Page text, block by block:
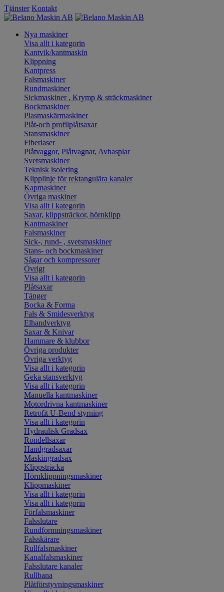
Tjänster Kontakt
Nya maskiner
Visa allt i kategorin
Kantvik/kantmaskin
Klippning
Kantpress
Falsmaskiner
Rundmaskiner
Sickmaskiner , Krymp & sträckmaskiner
Bockmaskiner
Plasmaskärmaskiner
Plåt-och profilplåtsaxar
Stansmaskiner
Fiberlaser
Plåtvaggor, Plåtvagnar, Avhasplar
Svetsmaskiner
Teknisk isolering
Klipplinje för rektangulära kanaler
Kapmaskiner
Övriga maskiner
Visa allt i kategorin
Saxar, klippsträckor, hörnklipp
Kantmaskiner
Falsmaskiner
Sick-, rund- , svetsmaskiner
Stans- och bockmaskiner
Sågar och kompressorer
Övrigt
Visa allt i kategorin
Plåtsaxar
Tänger
Bocka & Forma
Fals & Smidesverktyg
Elhandverktyg
Saxar & Knivar
Hammare & klubbor
Övriga produkter
Övriga verktyg
Visa allt i kategorin
Geka stansverktyg
Visa allt i kategorin
Manuella kantmaskiner
Motordrivna kantmaskiner
Retrofit U-Bend styrning
Visa allt i kategorin
Hydraulisk Gradsax
Rondellsaxar
Handgradsaxar
Maskingradsax
Klippsträcka
Hörnklippningsmaskiner
Klippmaskiner
Visa allt i kategorin
Visa allt i kategorin
Förfalsmaskiner
Falsslutare
Rundformningsmaskiner
Falsskärare
Rullfalsmaskiner
Kanalfalsmaskiner
Falsslutare kanaler
Rullbana
Plåtförstyvningsmaskiner